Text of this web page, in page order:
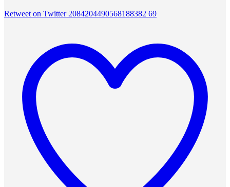
Retweet on Twitter 2084204490568188382 69